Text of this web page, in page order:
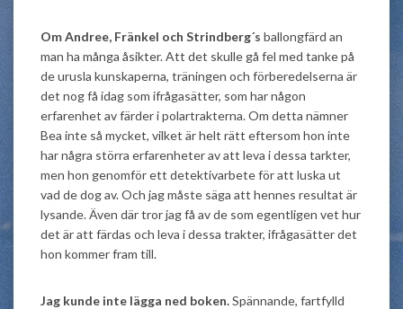
Om Andree, Fränkel och Strindberg´s ballongfärd an
man ha många åsikter. Att det skulle gå fel med tanke på
de urusla kunskaperna, träningen och förberedelserna är
det nog få idag som ifrågasätter, som har någon
erfarenhet av färder i polartrakterna. Om detta nämner
Bea inte så mycket, vilket är helt rätt eftersom hon inte
har några störra erfarenheter av att leva i dessa tarkter,
men hon genomför ett detektivarbete för att luska ut
vad de dog av. Och jag måste säga att hennes resultat är
lysande. Även där tror jag få av de som egentligen vet hur
det är att färdas och leva i dessa trakter, ifrågasätter det
hon kommer fram till.
Jag kunde inte lägga ned boken.Spännande, fartfylld